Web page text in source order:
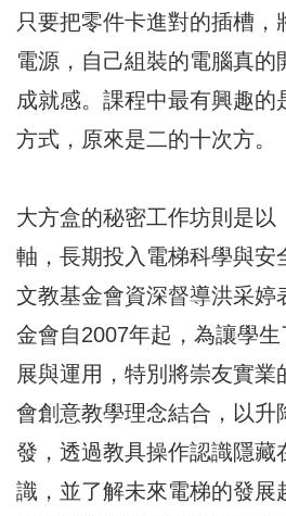
只要把零件卡進對的插槽，
電源，自己組裝的電腦真的
成就感。課程中最有興趣的
方式，原來是二的十次方。
大方盒的秘密工作坊則是以
軸，長期投入電梯科學與安
文教基金會資深督導洪采婷
金會自2007年起，為讓學
展與運用，特別將崇友實業
會創意教學理念結合，以升
發，透過教具操作認識隱藏
識，並了解未來電梯的發展